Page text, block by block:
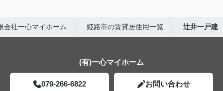
会社一心マイホーム 姫路市の賃貸居住用一覧 辻井一戸建
(有)一心マイホーム
079-266-6822 お問い合わせ